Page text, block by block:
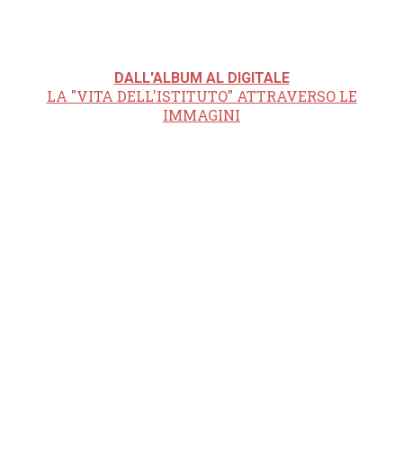
DALL'ALBUM AL DIGITALE
LA "VITA DELL'ISTITUTO" ATTRAVERSO LE
IMMAGINI